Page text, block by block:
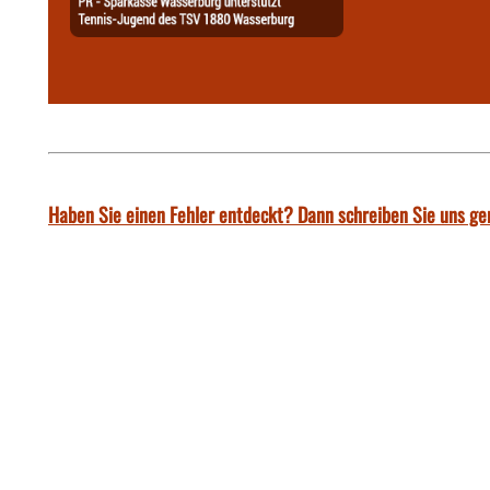
Haben Sie einen Fehler entdeckt? Dann schreiben Sie uns